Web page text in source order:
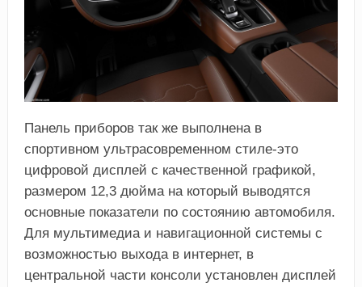
Панель приборов так же выполнена в
спортивном ультрасовременном стиле-это
цифровой дисплей с качественной графикой,
размером 12,3 дюйма на который выводятся
основные показатели по состоянию автомобиля.
Для мультимедиа и навигационной системы с
возможностью выхода в интернет, в
центральной части консоли установлен дисплей